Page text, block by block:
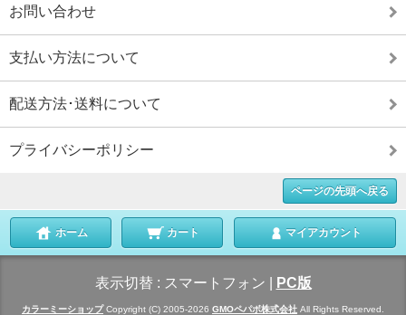
お問い合わせ
支払い方法について
配送方法･送料について
プライバシーポリシー
ページの先頭へ戻る
ホーム カート マイアカウント
表示切替 : スマートフォン PC版
カラーミーショップCopyright (C) 2005-2026 GMOペパボ株式会社 All Rights Reserved.